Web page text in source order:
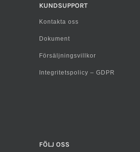
KUNDSUPPORT
Kontakta oss
Dokument
Försäljningsvillkor
Integritetspolicy – GDPR
FÖLJ OSS